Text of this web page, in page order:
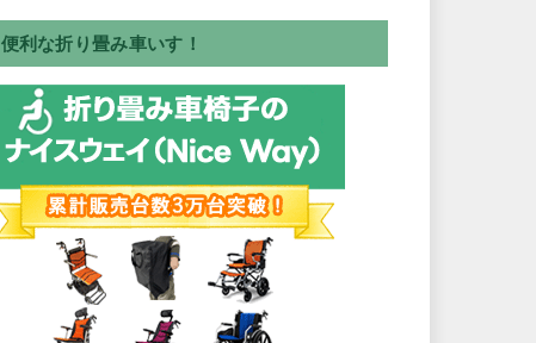
便利な折り畳み車いす！